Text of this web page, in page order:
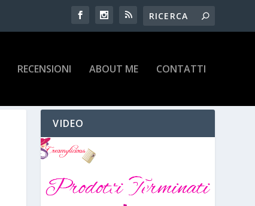
RECENSIONI ABOUT ME CONTATTI
VIDEO